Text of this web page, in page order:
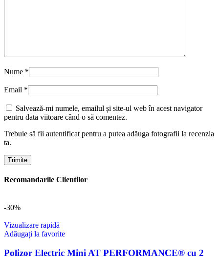
Nume *
Email *
Salvează-mi numele, emailul și site-ul web în acest navigator
pentru data viitoare când o să comentez.
Trebuie să fii autentificat pentru a putea adăuga fotografii la recenzia
ta.
Recomandarile Clientilor
-30%
Vizualizare rapidă
Adăugați la favorite
Polizor Electric Mini AT PERFORMANCE® cu 2